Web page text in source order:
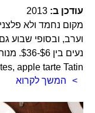
עודכן ב: 2013
מקום נחמד ולא
וערב, ובסופי שבוע
apple tarte Tatin.
המשך לקרוא